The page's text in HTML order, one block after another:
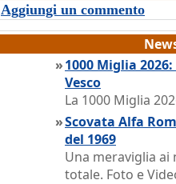
Aggiungi un commento
»1000 Miglia
Vesco
La 1000 Miglia
»Scovata Alfa
del 1969
Una meraviglia
totale. Foto e